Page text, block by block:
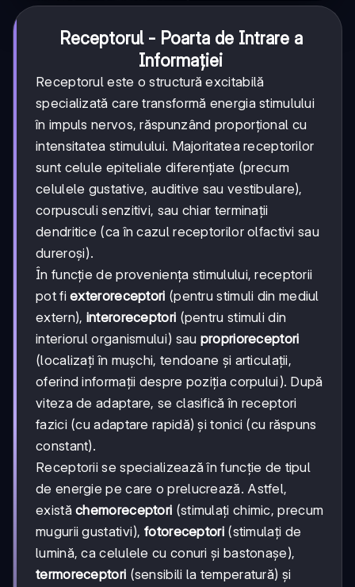
Receptorul - Poarta de Intrare a
Informației
Receptorul este o structură excitabilă
specializată care transformă energia stimulului
în impuls nervos, răspunzând proporțional cu
intensitatea stimulului. Majoritatea receptorilor
sunt celule epiteliale diferențiate (precum
celulele gustative, auditive sau vestibulare),
corpusculi senzitivi, sau chiar terminații
dendritice (ca în cazul receptorilor olfactivi sau
dureroși).
În funcție de proveniența stimulului, receptorii
pot fiexteroreceptori (pentru stimuli din mediul
extern), interoreceptori (pentru stimuli din
interiorul organismului) sau proprioreceptori
(localizați în mușchi, tendoane și articulații,
oferind informații despre poziția corpului). După
viteza de adaptare, se clasifică în receptori
fazici (cu adaptare rapidă) și tonici (cu răspuns
constant).
Receptorii se specializează în funcție de tipul
de energie pe care o prelucrează. Astfel,
existăchemoreceptori (stimulați chimic, precum
mugurii gustativi),fotoreceptori(stimulați de
lumină, ca celulele cu conuri și bastonașe),
termoreceptori (sensibili la temperatură) și